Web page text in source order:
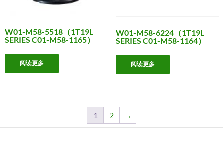
W01-M58-5518（1T19L
SERIES C01-M58-1165）
阅读更多
W01-M58-6224（1T19L
SERIES C01-M58-1164）
阅读更多
1 2 →